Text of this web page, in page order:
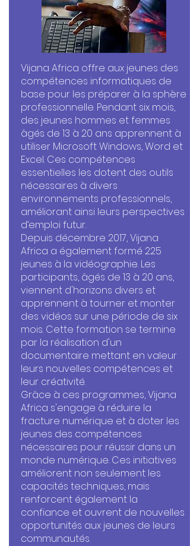
Vijana Africa offre aux jeunes des
compétences informatiques de
base pour les préparer à la sphère
professionnelle. Pendant six mois,
des jeunes hommes et femmes
âgés de 13 à 20 ans apprennent à
utiliser Microsoft Windows, Word et
Excel. Ces compétences
essentielles les dotent des outils
nécessaires à divers
environnements professionnels,
améliorant ainsi leurs perspectives
d’emploi futur.
Depuis décembre 2017, Vijana
Africa a également formé 225
jeunes à la vidéographie. Les
participants, âgés de 13 à 20 ans,
viennent d'horizons divers et
apprennent à tourner et monter
des vidéos sur une période de six
mois. Cette formation se termine
par la réalisation d'un
documentaire mettant en valeur
leurs nouvelles compétences et
leur créativité.
Grâce à ces programmes, Vijana
Africa s'engage à réduire la
fracture numérique et à doter les
jeunes des compétences
nécessaires pour réussir dans un
monde numérique. Ces initiatives
améliorent non seulement les
capacités techniques, mais
renforcent également la
confiance et ouvrent de nouvelles
opportunités aux jeunes de leurs
communautés.